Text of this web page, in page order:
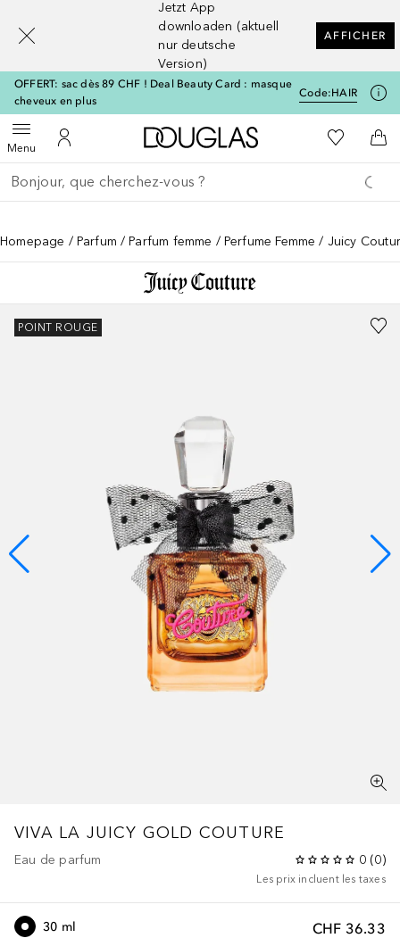
Jetzt App
downloaden (aktuell
nur deutsche
Version)
AFFICHER
OFFERT: sac dès 89 CHF ! Deal Beauty Card : masque
cheveux en plus
Code:HAIR
MenuOuvrir le menuVers Mon Compte
Vers l'accueil Douglas
Vers Ma
Retourner
Exécuter la recherche
Homepage Parfum Parfum femme Perfume Femme Juicy
POINT ROUGE
VIVA LA JUICY GOLD COUTURE
Eau de parfum 0 (0)
Les prix incluent les taxes
CHF 36.33
30 ml
[navigation.slideout.screenreader]